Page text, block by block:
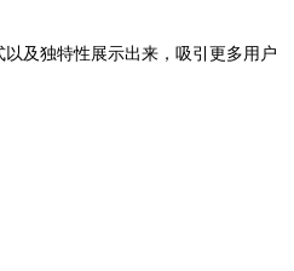
及独特性展示出来，吸引更多用户